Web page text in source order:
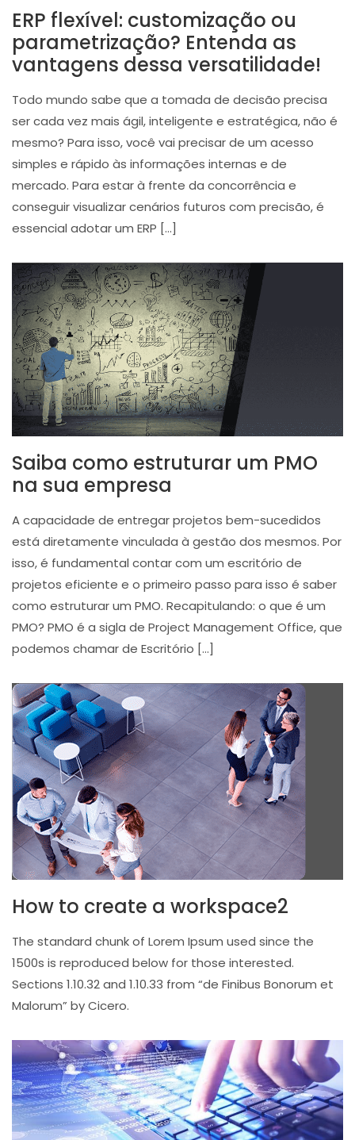
ERP flexível: customização ou
parametrização? Entenda as
vantagens dessa versatilidade!
Todo mundo sabe que a tomada de decisão precisa
ser cada vez mais ágil, inteligente e estratégica, não é
mesmo? Para isso, você vai precisar de um acesso
simples e rápido às informações internas e de
mercado. Para estar à frente da concorrência e
conseguir visualizar cenários futuros com precisão, é
essencial adotar um ERP […]
Saiba como estruturar um PMO
na sua empresa
A capacidade de entregar projetos bem-sucedidos
está diretamente vinculada à gestão dos mesmos. Por
isso, é fundamental contar com um escritório de
projetos eficiente e o primeiro passo para isso é saber
como estruturar um PMO. Recapitulando: o que é um
PMO? PMO é a sigla de Project Management Office, que
podemos chamar de Escritório […]
How to create a workspace2
The standard chunk of Lorem Ipsum used since the
1500s is reproduced below for those interested.
Sections 1.10.32 and 1.10.33 from “de Finibus Bonorum et
Malorum” by Cicero.